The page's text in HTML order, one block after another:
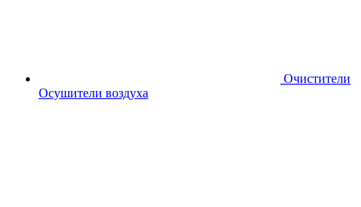
Очистители
Осушители воздуха